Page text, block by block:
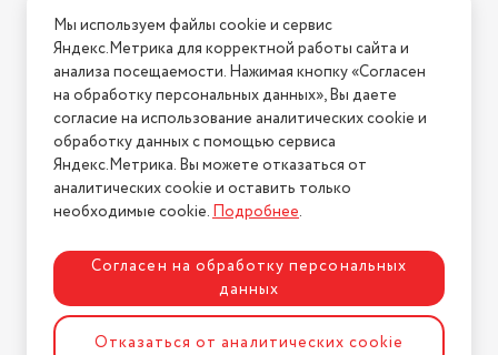
Условия возврата
Нашли ошибку на сайте? Напишите нам
2026 © Интернет-магазин "АстМаркет". У нас есть всё!
Политика конфиденциальности
Разработка сайтаASTDESIGN
Мы используем файлы cookie и сервис
Яндекс.Метрика для корректной работы сайта и
анализа посещаемости. Нажимая кнопку «Согласен
на обработку персональных данных», Вы даете
согласие на использование аналитических cookie и
обработку данных с помощью сервиса
Яндекс.Метрика. Вы можете отказаться от
аналитических cookie и оставить только
необходимые cookie.Подробнее.
Согласен на обработку персональных
данных
Отказаться от аналитических cookie